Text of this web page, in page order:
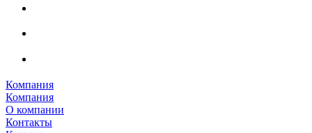
Компания
Компания
О компании
Контакты